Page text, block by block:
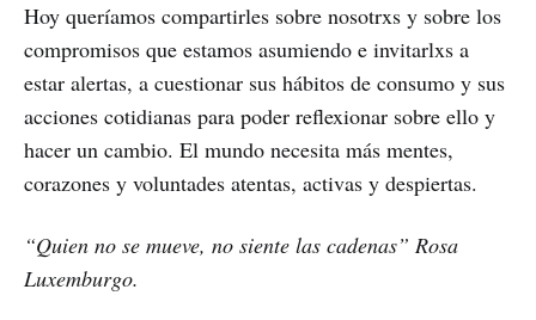
Hoy queríamos compartirles sobre nosotrxs y sobre los
compromisos que estamos asumiendo e invitarlxs a
estar alertas, a cuestionar sus hábitos de consumo y sus
acciones cotidianas para poder reflexionar sobre ello y
hacer un cambio. El mundo necesita más mentes,
corazones y voluntades atentas, activas y despiertas.
“Quien no se mueve, no siente las cadenas” Rosa
Luxemburgo.